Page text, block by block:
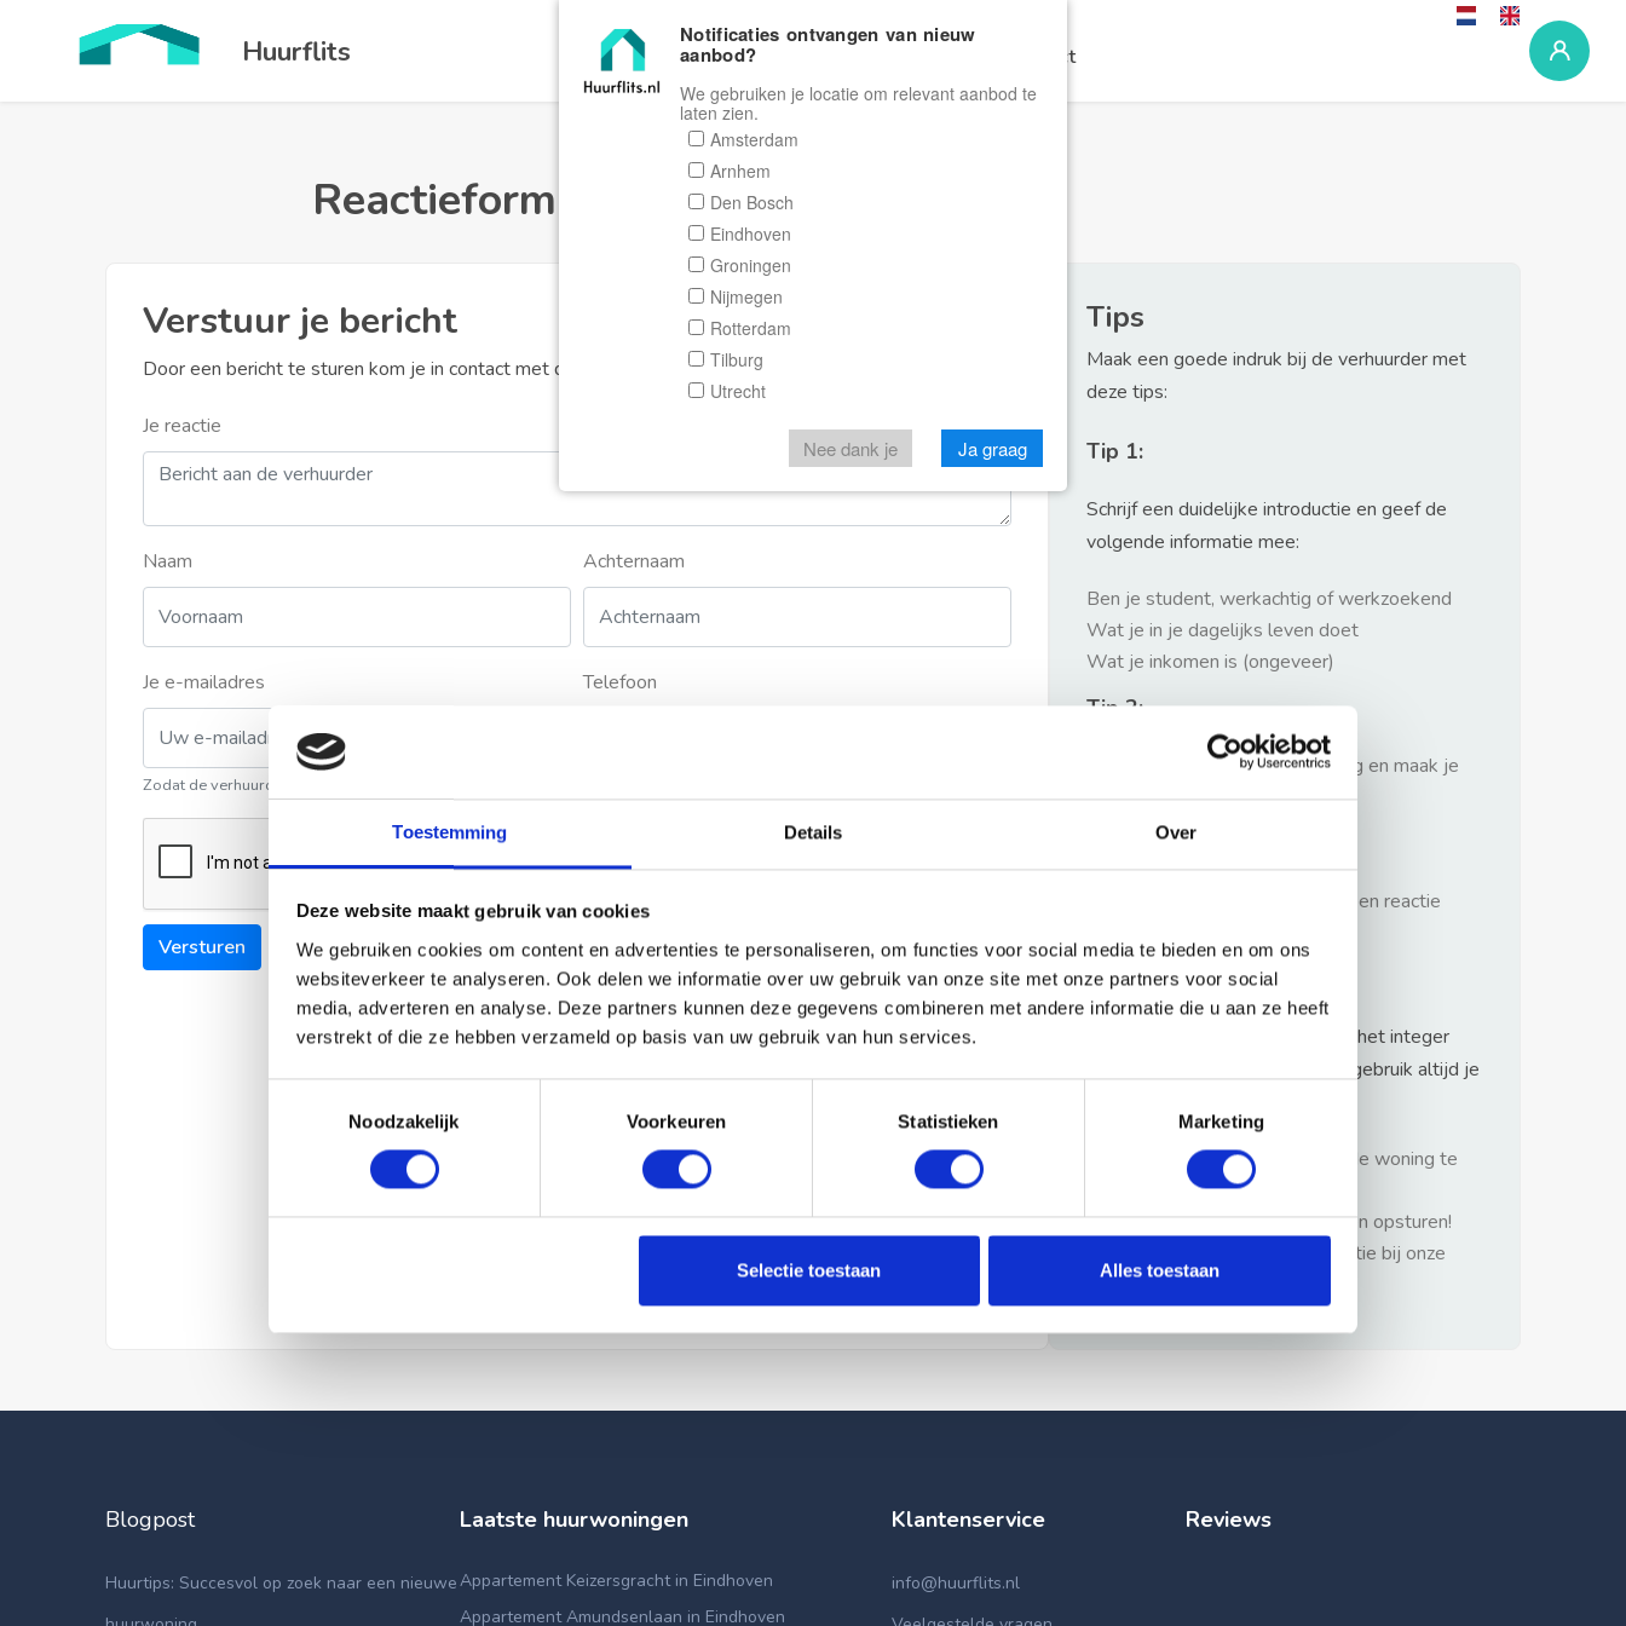
Toestemming Details Over
Deze website maakt gebruik van cookies
We gebruiken cookies om content en advertenties te personaliseren, om functies voor social media te bieden en om ons
websiteverkeer te analyseren. Ook delen we informatie over uw gebruik van onze site met onze partners voor social
media, adverteren en analyse. Deze partners kunnen deze gegevens combineren met andere informatie die u aan ze heeft
verstrekt of die ze hebben verzameld op basis van uw gebruik van hun services.
Noodzakelijk
Voorkeuren Statistieken Marketing
Selectie toestaan Alles toestaan
Huurflits Home Zoeken Contact
Reactieformulier Huurflits
Verstuur je bericht
Door een bericht te sturen kom je in contact met de aanbieder of makelaar van de woning.
Je reactie
Naam Achternaam
Je e-mailadres
Zodat de verhuurder contact met u kan opnemen
Telefoon
Versturen
Tips
Maak een goede indruk bij de verhuurder met
deze tips:
Tip 1:
Schrijf een duidelijke introductie en geef de
volgende informatie mee:
Ben je student, werkachtig of werkzoekend
Wat je in je dagelijks leven doet
Wat je inkomen is (ongeveer)
Tip 2:
Wees beleefd, niet te langdradig en maak je
verhaal kort
Wacht niet met reageren. Snel een reactie
Waarschuwing
Huurflits hecht veel waarde aan het integer
handelen van verhuurders maar gebruik altijd je
1: Nooit vooraf betalen zonder de woning te
hebben gezien.
2: Geen persoonlijke documenten opsturen!
3: Meld bij misbruik de advertentie bij onze
klantenservice.
Blogpost
Huurtips: Succesvol op zoek naar een nieuwe
Laatste huurwoningen
Appartement Keizersgracht in Eindhoven
Appartement Amundsenlaan in Eindhoven
Klantenservice
info@huurflits.nl
Reviews
Notificaties ontvangen van nieuw
aanbod?
We gebruiken je locatie om relevant aanbod te
laten zien.
Amsterdam
Arnhem
Den Bosch
Eindhoven
Groningen
Nijmegen
Rotterdam
Tilburg
Utrecht
Nee dank je Ja graag